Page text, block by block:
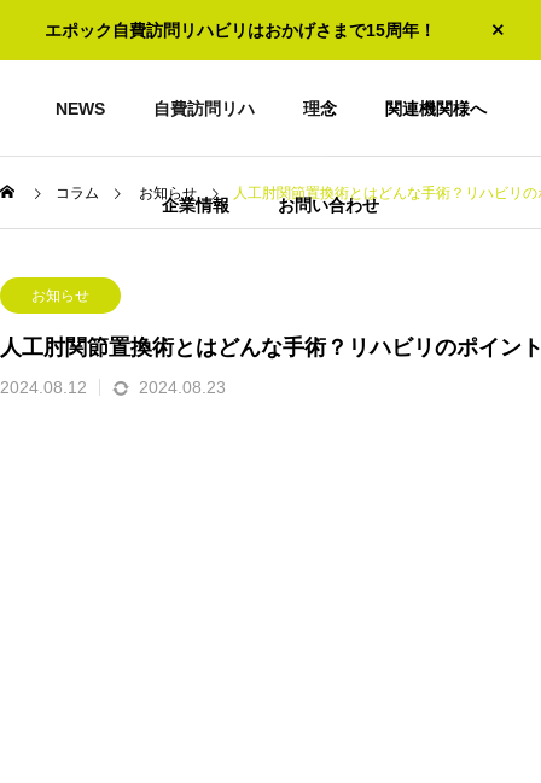
エポック自費訪問リハビリはおかげさまで15周年！
NEWS 自費訪問リハ 理念 関連機関様へ
企業情報 お問い合わせ
コラム お知らせ 人工肘関節置換術とはどんな手術？リハビリ
お知らせ
人工肘関節置換術とはどんな手術？リハビリのポイン
2024.08.12 2024.08.23